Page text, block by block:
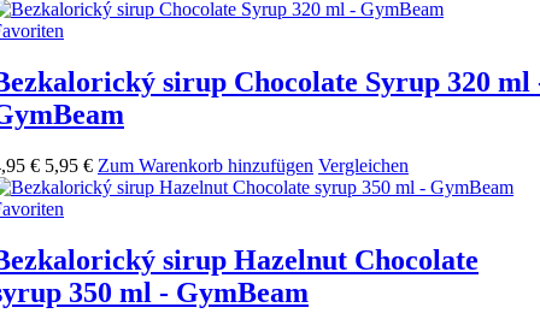
sirup Chocolate Syrup 320 ml
€ 5,95 € Zum Warenkorb hinzufügen Vergleichen
sirup Hazelnut Chocolate
350 ml - GymBeam